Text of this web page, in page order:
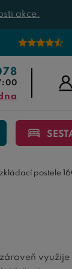
akce.
postele